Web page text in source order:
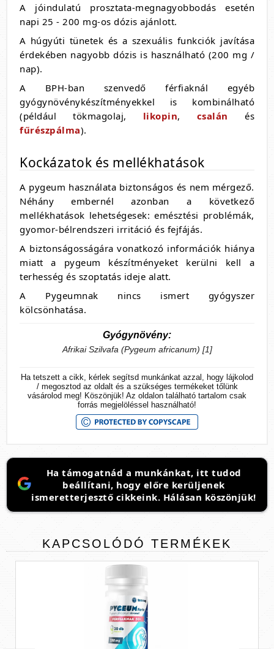
A jóindulatú prosztata-megnagyobbodás esetén
napi 25 - 200 mg-os dózis ajánlott.
A húgyúti tünetek és a szexuális funkciók javítása
érdekében nagyobb dózis is használható (200 mg /
nap).
A BPH-ban szenvedő férfiaknál egyéb
gyógynövénykészítményekkel is kombinálható
(például tökmagolaj, likopin, csalán és
fűrészpálma).
Kockázatok és mellékhatások
A pygeum használata biztonságos és nem mérgező.
Néhány embernél azonban a következő
mellékhatások lehetségesek: emésztési problémák,
gyomor-bélrendszeri irritáció és fejfájás.
A biztonságosságára vonatkozó információk hiánya
miatt a pygeum készítményeket kerülni kell a
terhesség és szoptatás ideje alatt.
A Pygeumnak nincs ismert gyógyszer
kölcsönhatása.
Gyógynövény:
Afrikai Szilvafa (Pygeum africanum) [1]
Ha tetszett a cikk, kérlek segítsd munkánkat azzal, hogy lájkolod
/ megosztod az oldalt és a szükséges termékeket tőlünk
vásárolod meg! Köszönjük! Az oldalon található tartalom csak
forrás megjelöléssel használható!
Ha támogatnád a munkánkat, itt tudod
beállítani, hogy előre kerüljenek
ismeretterjesztő cikkeink. Hálásan köszönjük!
KAPCSOLÓDÓ TERMÉKEK